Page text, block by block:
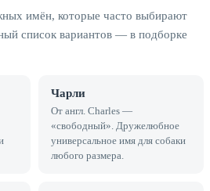
имён, которые часто выбирают
список вариантов — в подборке
Чарли
От англ. Charles —
«свободный». Дружелюбное
универсальное имя для собаки
любого размера.